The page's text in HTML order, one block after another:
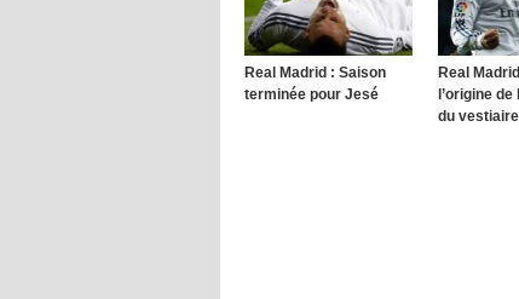
Real Madrid : Saison
terminée pour Jesé
Real
l’origine
du